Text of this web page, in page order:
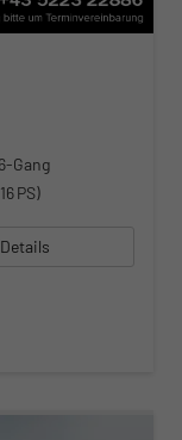
Gang
PS)
Details